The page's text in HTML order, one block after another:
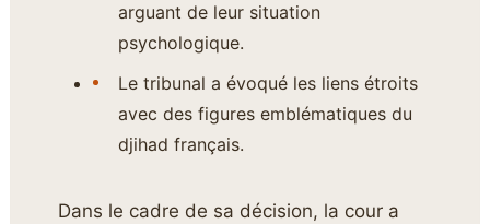
arguant de leur situation
psychologique.
Le tribunal a évoqué les liens étroits
avec des figures emblématiques du
djihad français.
Dans le cadre de sa décision, la cour a